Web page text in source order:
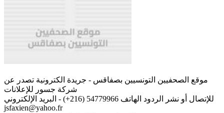
موقع الصحفيين التونسيين بصفاقس - جريدة الكترونية تصدر عن
شركة جسور للإعلانات
للإتصال أو نشر الردود الهاتف 54779966 (216+) - البريد الإلكتروني
jsfaxien@yahoo.fr